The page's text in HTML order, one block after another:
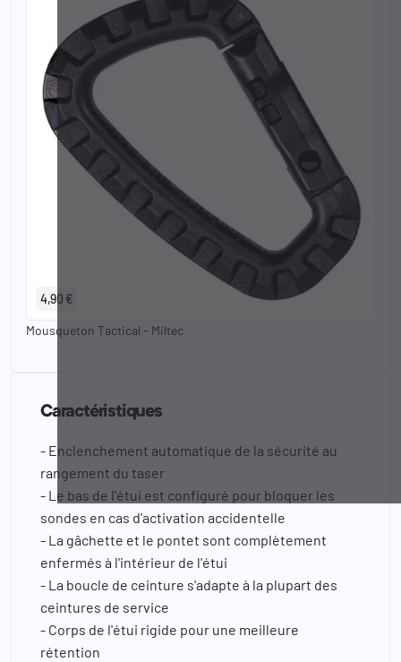
4,90 €
Mousqueton Tactical - Miltec
Caractéristiques
- Enclenchement automatique de la sécurité au
rangement du taser
- Le bas de l'étui est configuré pour bloquer les
sondes en cas d'activation accidentelle
- La gâchette et le pontet sont complètement
enfermés à l'intérieur de l'étui
- La boucle de ceinture s'adapte à la plupart des
ceintures de service
- Corps de l'étui rigide pour une meilleure
rétention